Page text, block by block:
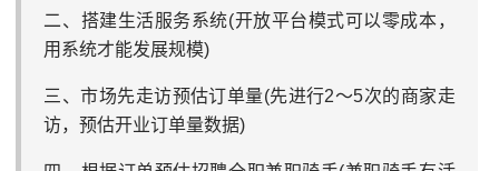
二、搭建生活服务系统(开放平台模式可以零成本，
用系统才能发展规模)
三、市场先走访预估订单量(先进行2～5次的商家走
访，预估开业订单量数据)